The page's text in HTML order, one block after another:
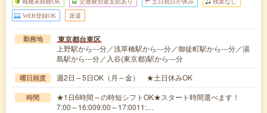
WEB登録OK 派遣
勤務地 東京都台東区
上野駅から---分／浅草橋駅から---分／御徒町駅から---分／湯
島駅から---分／入谷(東京都)駅から---分
曜日頻度 週2日～5日OK（月～金） ★土日休みOK
時間
★1日6時間～の時短シフトOK★スタート時間選べます！
7:00～16:009:00～17:0011:…